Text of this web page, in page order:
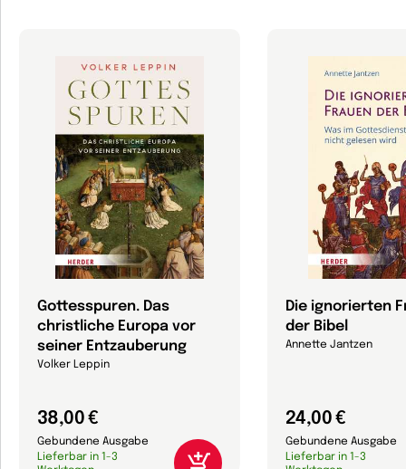
Gottesspuren. Das
christliche Europa vor
seiner Entzauberung
Volker Leppin
38,00 €
Gebundene Ausgabe
Lieferbar in 1-3
Die ignorierten
der Bibel
Annette Jantzen
24,00 €
Gebundene Ausgabe
Lieferbar in 1-3